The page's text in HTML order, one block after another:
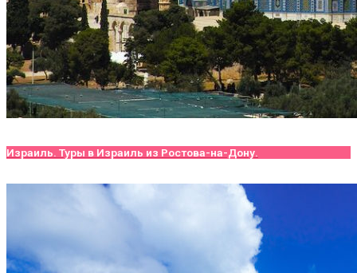
Израиль. Туры в Израиль из Ростова-на-Дону.